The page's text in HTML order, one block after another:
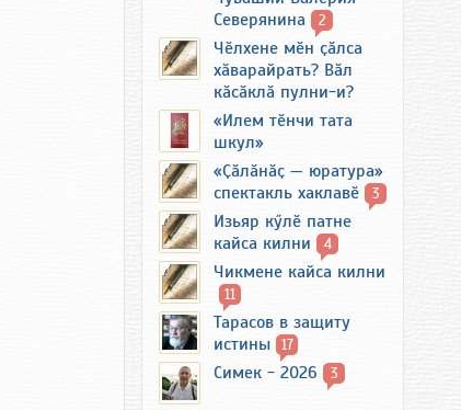
Северянина
2
Чӗлхене мӗн ҫӑлса
хӑварайрать? Вӑл
кӑсӑклӑ пулни-и?
«Илем тӗнчи тата
шкул»
«Ҫӑлӑнӑҫ — юратура»
спектакль хаклавӗ
3
Изьяр кӳлӗ патне
кайса килни
4
Чикмене кайса килни
11
Тарасов в защиту
истины 17
Симек - 2026 3